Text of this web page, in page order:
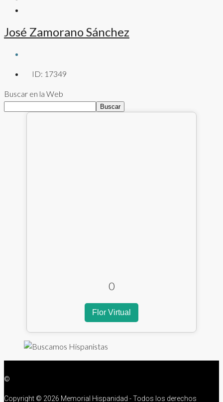
José Zamorano Sánchez
ID: 17349
Buscar en la Web
Buscar
0
Flor Virtual
©
Copyright © 2026 Memorial Hispanidad - Todos los derechos